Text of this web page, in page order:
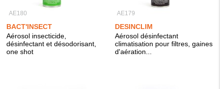
AE180
BACT'INSECT
Aérosol insecticide,
désinfectant et désodorisant,
one shot
AE179
DESINCLIM
Aérosol désinfectant
climatisation pour filtres, gaines
d'aération...